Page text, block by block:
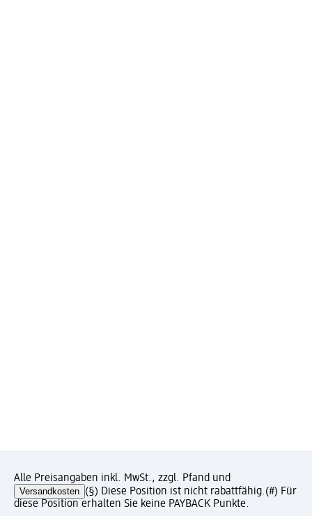
Alle Preisangaben inkl. MwSt., zzgl. Pfand und
Versandkosten (§) Diese Position ist nicht rabattfähig.(#) Für
diese Position erhalten Sie keine PAYBACK Punkte.